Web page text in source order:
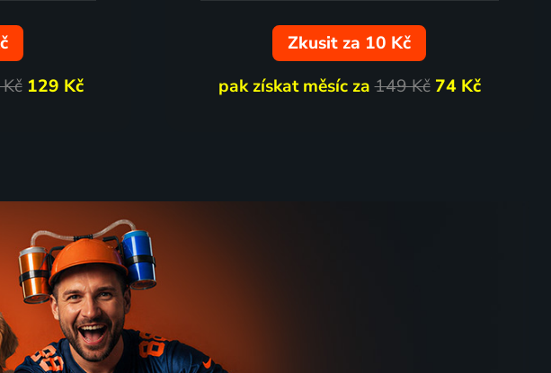
129 Kč
Zkusit za 10 Kč
pak získat měsíc za149 Kč 74 Kč